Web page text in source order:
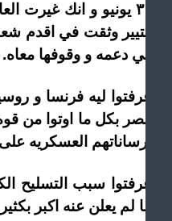
٣٠ يونيو و انك غيرت
وثقت في اقدم
دعمه و وقوفها معاه.
ليه فرنسا و روسيا و
بكل ما اوتوا من قوه
العسكريه على
سبب التسليح
لم يعلن عنه اكبر بكثير